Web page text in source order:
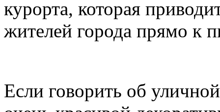
курорта, которая
жителей города прямо к
Если говорить об